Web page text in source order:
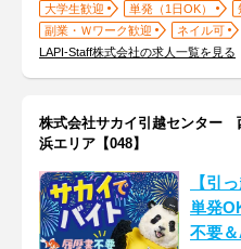
大学生歓迎 単発（1日OK）
副業・Ｗワーク歓迎
ネイル可
LAPI-Staff株式会社の求人一覧を見る
株式会社サカイ引越センター
浜エリア【048】
【引
単発
不要